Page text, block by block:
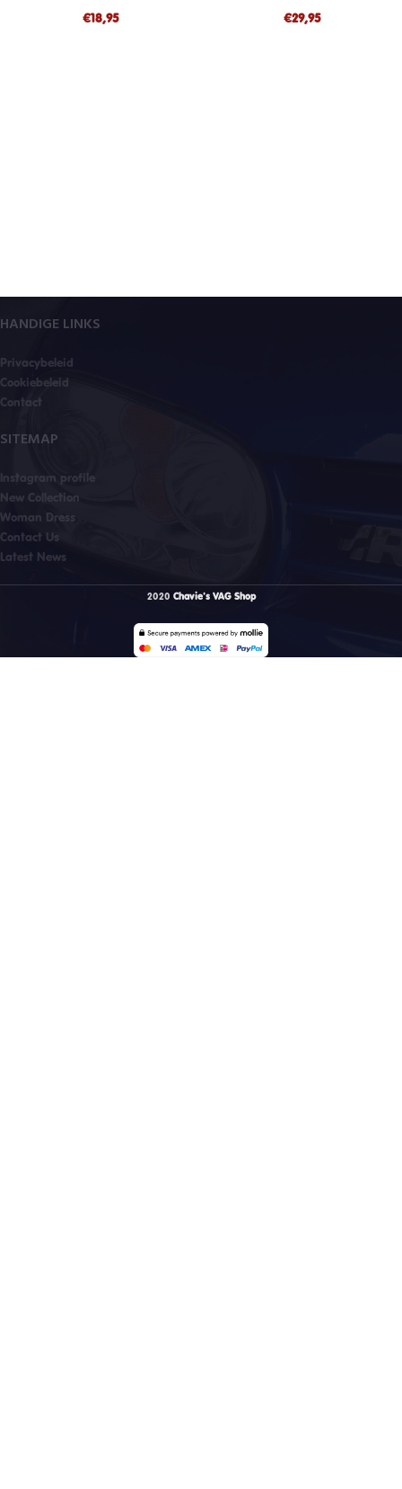
€18,95 €29,95
HANDIGE LINKS
Privacybeleid
Cookiebeleid
Contact
SITEMAP
Instagram profile
New Collection
Woman Dress
Contact Us
Latest News
2020 Chavie's VAG Shop